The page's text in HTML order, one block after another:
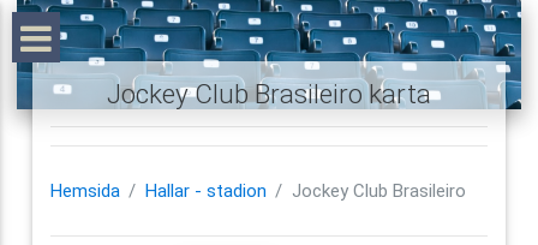
Jockey Club Brasileiro karta
Hemsida Hallar - stadion Jockey Club Brasileiro